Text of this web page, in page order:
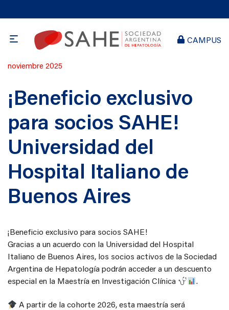
CAMPUS
Publicado
noviembre 2025
¡Beneficio exclusivo
para socios SAHE!
Universidad del
Hospital Italiano de
Buenos Aires
¡Beneficio exclusivo para socios SAHE!
Gracias a un acuerdo con la Universidad del Hospital
Italiano de Buenos Aires, los socios activos de la Sociedad
Argentina de Hepatología podrán acceder a un descuento
especial en la Maestría en Investigación Clínica
.
A partir de la cohorte 2026, esta maestría será